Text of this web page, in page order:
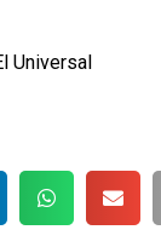
Universal